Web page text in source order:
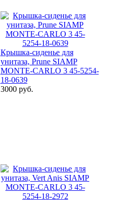
Крышка-сиденье для
унитаза, Prune SIAMP
MONTE-CARLO 3 45-5254-
18-0639
3000 руб.